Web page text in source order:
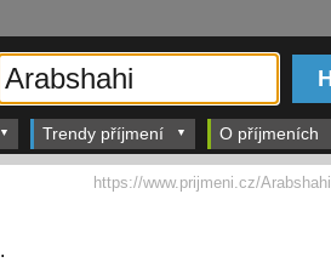
Trendy příjmení O příjmeních
https://www.prijmeni.cz/Arabshahi